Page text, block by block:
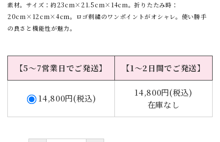
素材。サイズ：約23cm×21.5cm×14cm。折りたたみ時：
20cm×12cm×4cm。ロゴ刺繍のワンポイントがオシャレ。使い勝手
の良さと機能性が魅力。
【5～7営業日でご発送】 【1～2日間でご発送】
14,800円(税込)
14,800円(税込)
在庫なし